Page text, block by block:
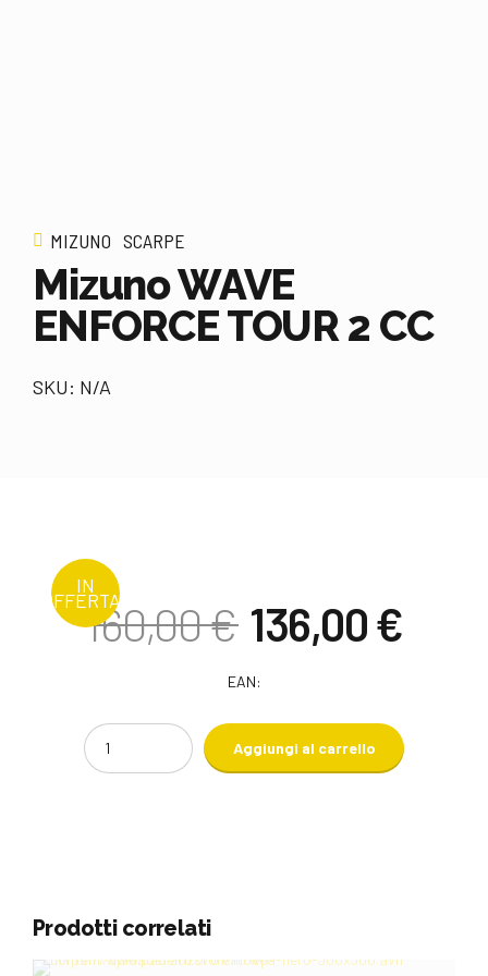
MIZUNO SCARPE
Mizuno WAVE
ENFORCE TOUR 2 CC
SKU: N/A
IN
OFFERTA!160,00€ Il
prezzo
originale
era:
160,00 €.
136,00€Il
EAN:
Quantity
Aggiungi al carrello
Prodotti correlati